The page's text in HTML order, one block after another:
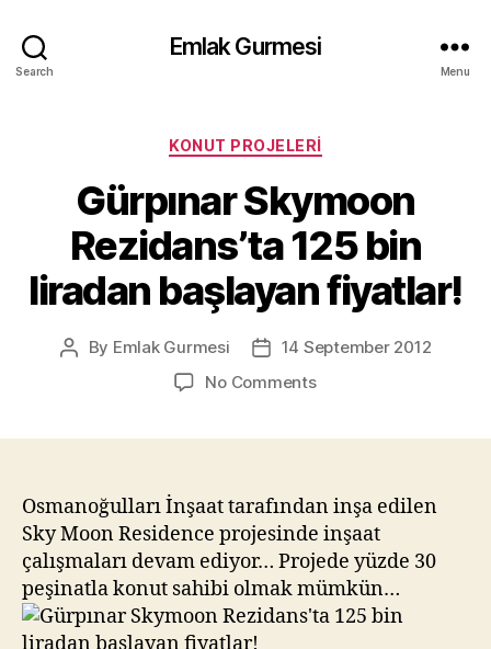
Search
Emlak Gurmesi
Menu
Categories
KONUT PROJELERI
Gürpınar Skymoon
Rezidans’ta 125 bin
liradan başlayan fiyatlar!
Post
By Emlak Gurmesi
Post14 September 2012
No Commentson
bin
liradan
başlayan
fiyatlar!
Osmanoğulları İnşaat tarafından inşa edilen
Sky Moon Residence projesinde inşaat
çalışmaları devam ediyor… Projede yüzde 30
peşinatla konut sahibi olmak mümkün…